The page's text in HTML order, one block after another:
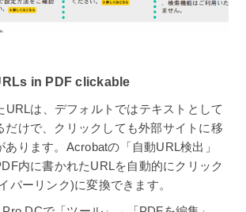
in PDF clickable
URLは、デフォルトではテキストとして
だけで、クリックしても外部サイトに移
ります。Acrobatの「自動URL検出」
内に書かれたURLを自動的にクリック
パーリンク)に変換できます。